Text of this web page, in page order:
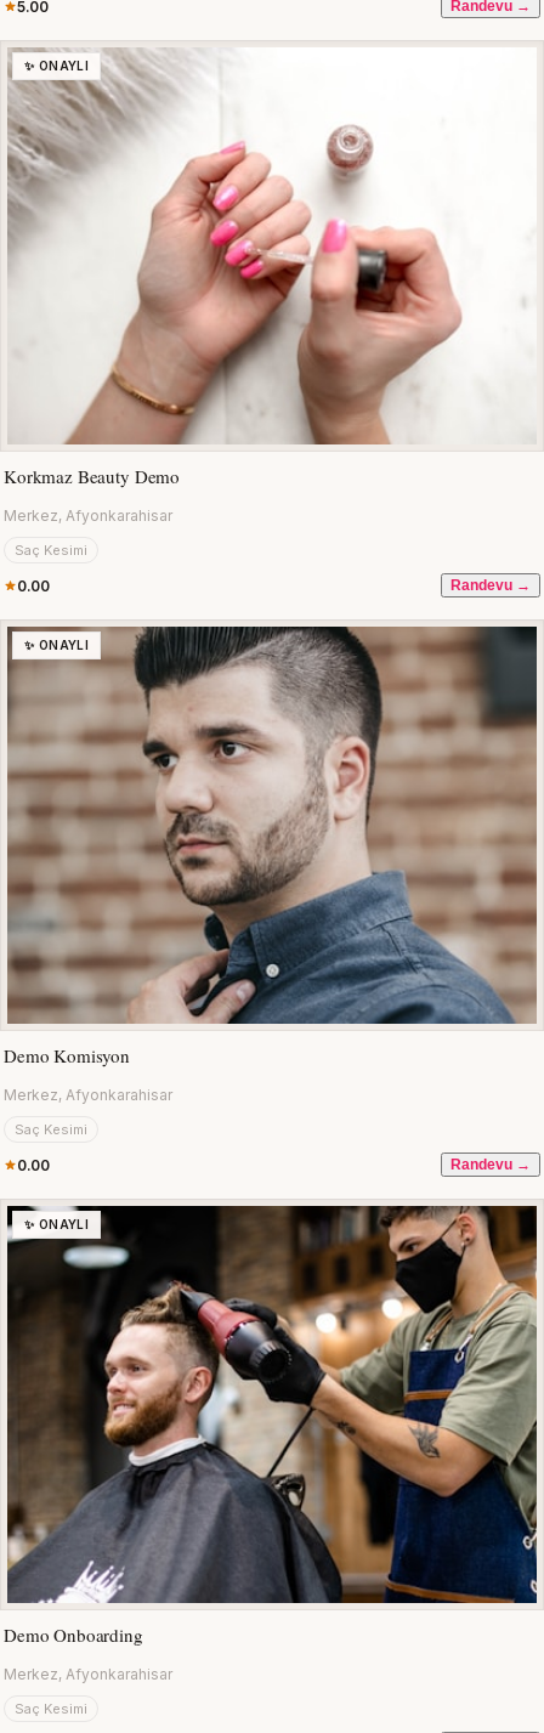
5.00 Randevu →
✨ ONAYLI
Korkmaz Beauty Demo
Merkez, Afyonkarahisar
Saç Kesimi
0.00 Randevu →
✨ ONAYLI
Demo Komisyon
Merkez, Afyonkarahisar
Saç Kesimi
0.00 Randevu →
✨ ONAYLI
Demo Onboarding
Merkez, Afyonkarahisar
Saç Kesimi